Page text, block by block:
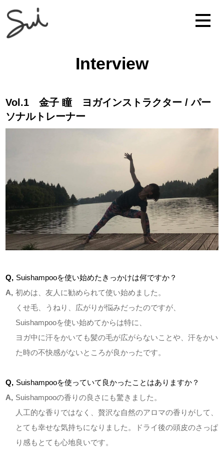
Interview
Vol.1 金子 瞳 ヨガインストラクター / パー
ソナルトレーナー
Q, Suishampooを使い始めたきっかけは何ですか？
A, 初めは、友人に勧められて使い始めました。
くせ毛、うねり、広がりが悩みだったのですが、
Suishampooを使い始めてからは特に、
ヨガ中に汗をかいても髪の毛が広がらないことや、汗をかい
た時の不快感がないところが良かったです。
Q, Suishampooを使っていて良かったことはありますか？
A, Suishampooの香りの良さにも驚きました。
人工的な香りではなく、贅沢な自然のアロマの香りがして、
とても幸せな気持ちになりました。ドライ後の頭皮のさっぱ
り感もとても心地良いです。